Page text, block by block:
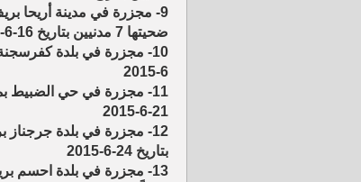
ضحيتها 7 مدنيين بتاريخ 16-6-2015
6-2015
11- مجزرة في حي الضبيط
21-6-2015
بتاريخ 24-6-2015